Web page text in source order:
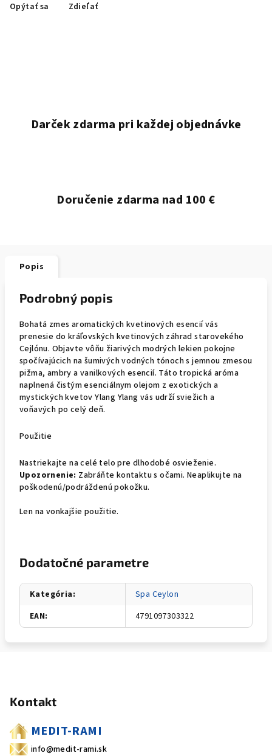
Opýtať sa Zdieľať
Darček zdarma pri každej objednávke
Doručenie zdarma nad 100 €
Popis
Podrobný popis
Bohatá zmes aromatických kvetinových esencií vás
prenesie do kráľovských kvetinových záhrad starovekého
Cejlónu. Objavte vôňu žiarivých modrých lekien pokojne
spočívajúcich na šumivých vodných tónoch s jemnou zmesou
pižma, ambry a vanilkových esencií. Táto tropická aróma
naplnená čistým esenciálnym olejom z exotických a
mystických kvetov Ylang Ylang vás udrží sviežich a
voňavých po celý deň.
Použitie
Nastriekajte na celé telo pre dlhodobé osvieženie.
Upozornenie: Zabráňte kontaktu s očami. Neaplikujte na
poškodenú/podráždenú pokožku.
Len na vonkajšie použitie.
Dodatočné parametre
Kategória:
Spa Ceylon
EAN: 4791097303322
Kontakt
MEDIT-RAMI
info@medit-rami.sk